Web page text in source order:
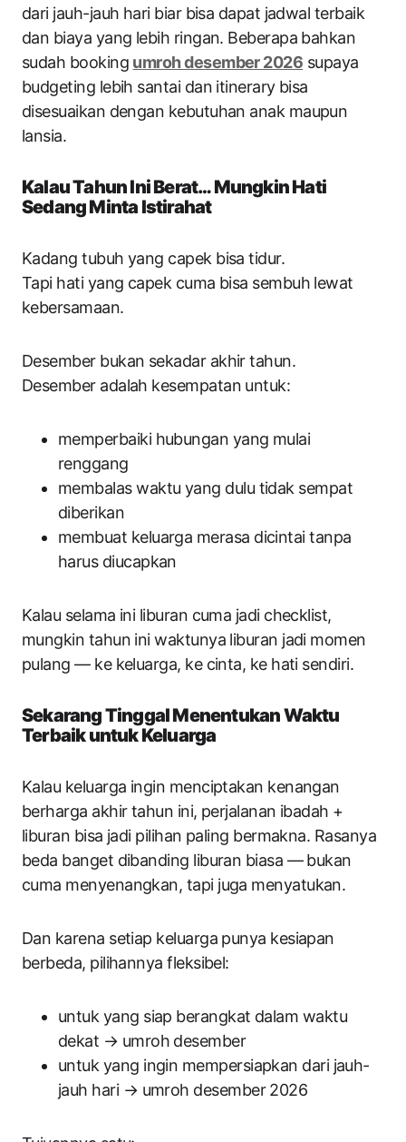
dari jauh-jauh hari biar bisa dapat jadwal terbaik
dan biaya yang lebih ringan. Beberapa bahkan
sudah booking umroh desember 2026 supaya
budgeting lebih santai dan itinerary bisa
disesuaikan dengan kebutuhan anak maupun
lansia.
Kalau Tahun Ini Berat… Mungkin Hati
Sedang Minta Istirahat
Kadang tubuh yang capek bisa tidur.
Tapi hati yang capek cuma bisa sembuh lewat
kebersamaan.
Desember bukan sekadar akhir tahun.
Desember adalah kesempatan untuk:
memperbaiki hubungan yang mulai
renggang
membalas waktu yang dulu tidak sempat
diberikan
membuat keluarga merasa dicintai tanpa
harus diucapkan
Kalau selama ini liburan cuma jadi checklist,
mungkin tahun ini waktunya liburan jadi momen
pulang — ke keluarga, ke cinta, ke hati sendiri.
Sekarang Tinggal Menentukan Waktu
Terbaik untuk Keluarga
Kalau keluarga ingin menciptakan kenangan
berharga akhir tahun ini, perjalanan ibadah +
liburan bisa jadi pilihan paling bermakna. Rasanya
beda banget dibanding liburan biasa — bukan
cuma menyenangkan, tapi juga menyatukan.
Dan karena setiap keluarga punya kesiapan
berbeda, pilihannya fleksibel:
untuk yang siap berangkat dalam waktu
dekat → umroh desember
untuk yang ingin mempersiapkan dari jauh-
jauh hari → umroh desember 2026